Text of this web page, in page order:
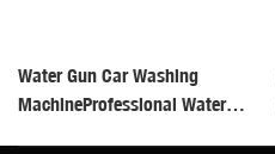
Water Gun Car Washing
MachineProfessional Water